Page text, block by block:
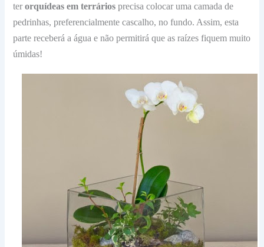
terorquídeas em terrários precisa colocar uma camada de
pedrinhas, preferencialmente cascalho, no fundo. Assim, esta
parte receberá a água e não permitirá que as raízes fiquem muito
úmidas!